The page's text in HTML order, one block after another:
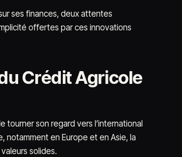
ses finances, deux attentes
offertes par ces innovations
Crédit Agricole
tourner son regard vers l’international
notamment en Europe et en Asie, la
solides.